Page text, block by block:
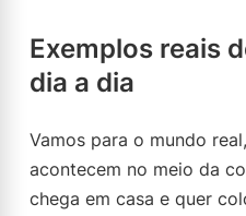
Exemplos reais
dia a dia
Vamos para o mundo
acontecem no meio da
chega em casa e quer